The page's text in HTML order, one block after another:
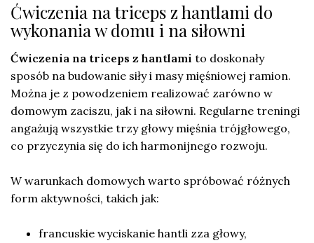
Ćwiczenia na triceps z hantlami do
wykonania w domu i na siłowni
Ćwiczenia na triceps z hantlami to doskonały
sposób na budowanie siły i masy mięśniowej ramion.
Można je z powodzeniem realizować zarówno w
domowym zaciszu, jak i na siłowni. Regularne treningi
angażują wszystkie trzy głowy mięśnia trójgłowego,
co przyczynia się do ich harmonijnego rozwoju.
W warunkach domowych warto spróbować różnych
form aktywności, takich jak:
francuskie wyciskanie hantli zza głowy,